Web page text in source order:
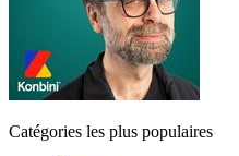
Catégories les plus populaires